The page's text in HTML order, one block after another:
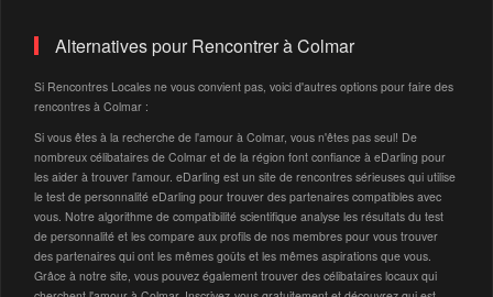
Alternatives pour Rencontrer à Colmar
Si Rencontres Locales ne vous convient pas, voici d'autres options pour faire des
rencontres à Colmar :
Si vous êtes à la recherche de l'amour à Colmar, vous n'êtes pas seul! De
nombreux célibataires de Colmar et de la région font confiance à eDarling pour
les aider à trouver l'amour. eDarling est un site de rencontres sérieuses qui utilise
le test de personnalité eDarling pour trouver des partenaires compatibles avec
vous. Notre algorithme de compatibilité scientifique analyse les résultats du test
de personnalité et les compare aux profils de nos membres pour vous trouver
des partenaires qui ont les mêmes goûts et les mêmes aspirations que vous.
Grâce à notre site, vous pouvez également trouver des célibataires locaux qui